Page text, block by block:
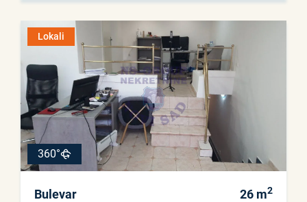
Lokali
360°
Bulevar 26 m2